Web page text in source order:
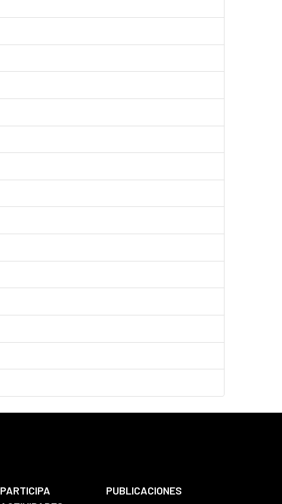
PARTICIPA
PUBLICACIONES